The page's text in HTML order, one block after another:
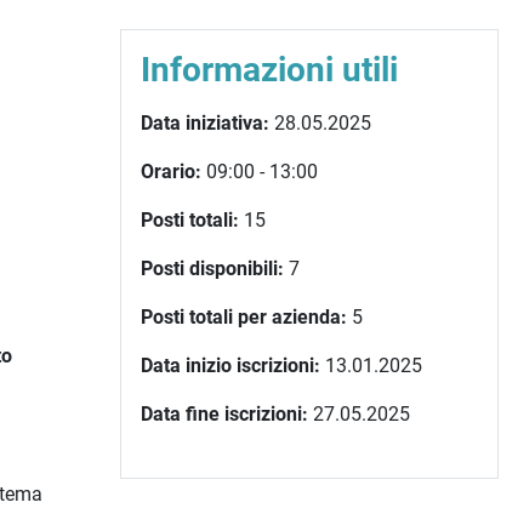
Informazioni utili
Data iniziativa: 28.05.2025
Orario: 09:00 - 13:00
Posti totali: 15
Posti disponibili: 7
Posti totali per azienda: 5
Data inizio iscrizioni: 13.01.2025
Data fine iscrizioni: 27.05.2025